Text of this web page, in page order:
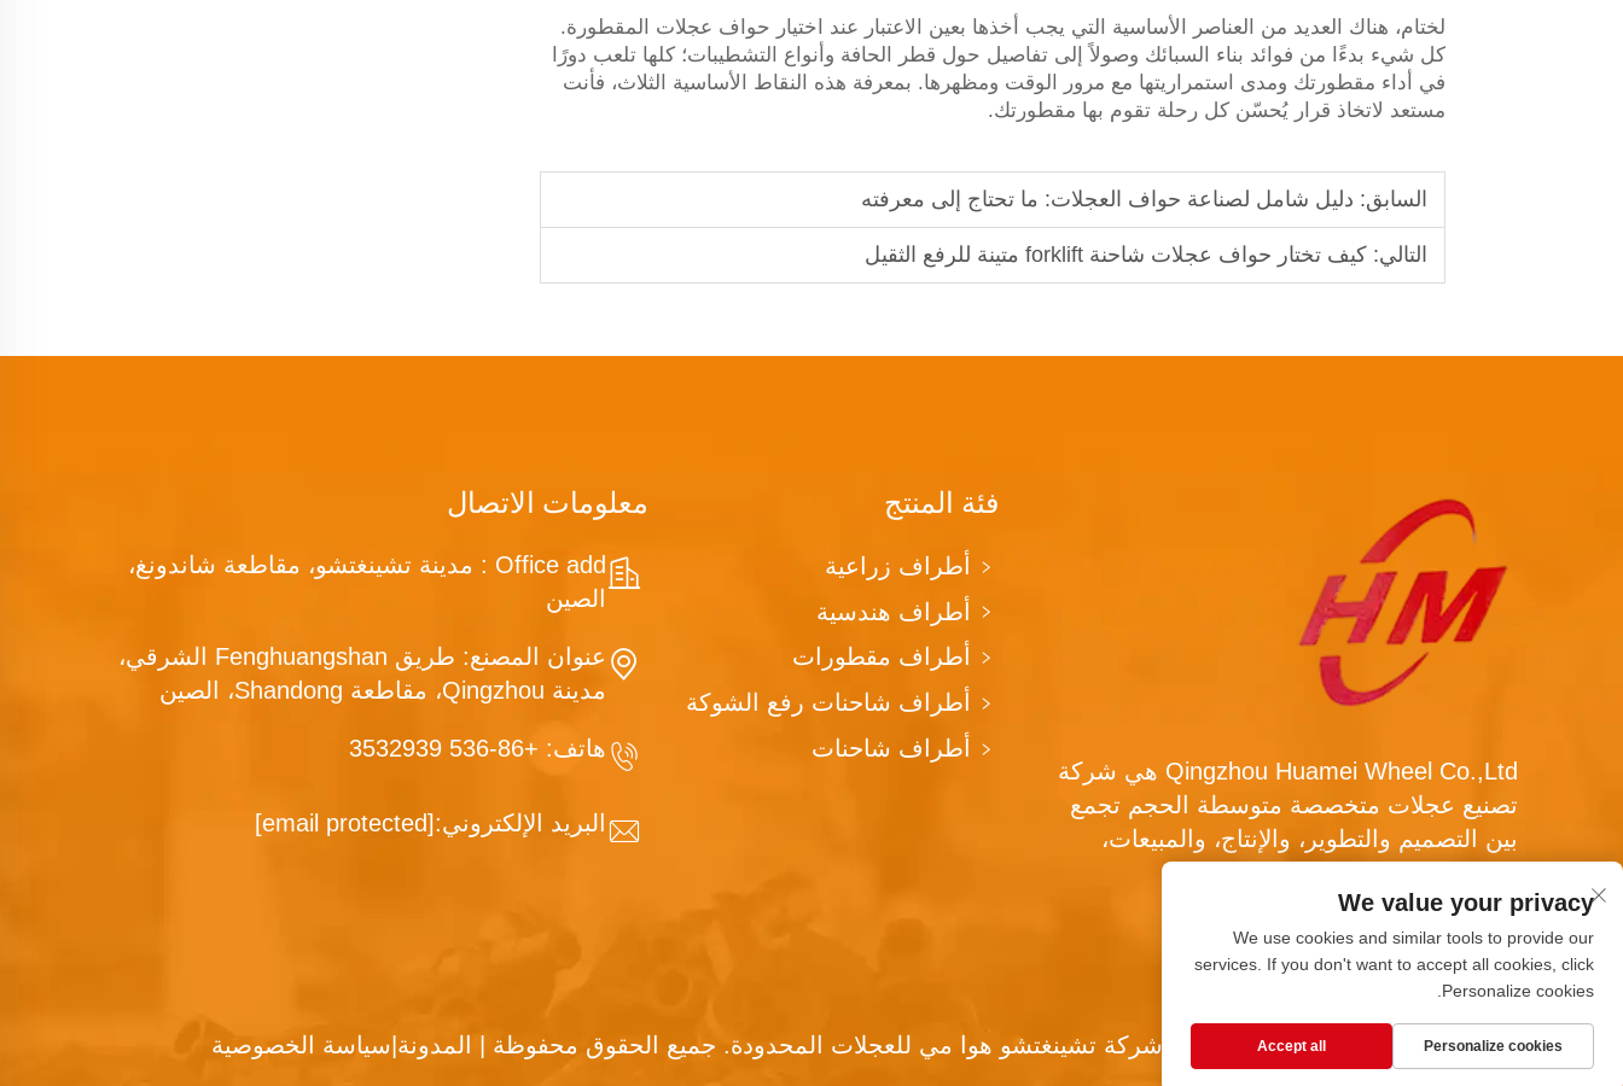
لختام، هناك العديد من العناصر الأساسية التي يجب أخذها بعين الاعتبار عند اختيار حواف عجلات المقطورة.
كل شيء بدءًا من فوائد بناء السبائك وصولاً إلى تفاصيل حول قطر الحافة وأنواع التشطيبات؛ كلها تلعب دورًا
في أداء مقطورتك ومدى استمراريتها مع مرور الوقت ومظهرها. بمعرفة هذه النقاط الأساسية الثلاث، فأنت
مستعد لاتخاذ قرار يُحسّن كل رحلة تقوم بها مقطورتك.
السابق: دليل شامل لصناعة حواف العجلات: ما تحتاج إلى معرفته
التالي: كيف تختار حواف عجلات شاحنة forklift متينة للرفع الثقيل
Qingzhou Huamei Wheel Co.,Ltd هي شركة
تصنيع عجلات متخصصة متوسطة الحجم تجمع
بين التصميم والتطوير، والإنتاج، والمبيعات،
فئة المنتج
أطراف زراعية
أطراف هندسية
أطراف مقطورات
أطراف شاحنات رفع الشوكة
أطراف شاحنات
معلومات الاتصال
Office add : مدينة تشينغتشو، مقاطعة شاندونغ،
الصين
عنوان المصنع: طريق Fenghuangshan الشرقي،
مدينة Qingzhou، مقاطعة Shandong، الصين
هاتف: +86-536 3532939
البريد الإلكتروني:[email protected]
حقوق النسخ محفوظة © شركة تشينغتشو هوا مي للعجلات المحدودة. جميع الحقوق محفوظة | المدونة سياسة الخصوصية
We value your privacy
We use cookies and similar tools to provide our
services. If you don't want to accept all cookies, click
Personalize cookies.
Personalize cookies
Accept all